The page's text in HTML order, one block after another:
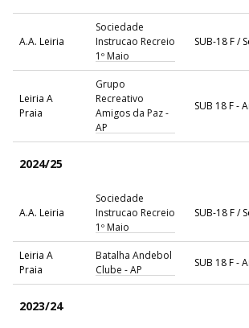
A.A. Leiria
Sociedade
Instrucao Recreio
1º Maio
SUB-18 F /
Leiria A
Praia
Grupo
Recreativo
Amigos da Paz -
AP
SUB 18 F -
2024/25
A.A. Leiria
Sociedade
Instrucao Recreio
1º Maio
SUB-18 F /
Leiria A
Praia
Batalha Andebol
Clube - AP
SUB 18 F -
2023/24